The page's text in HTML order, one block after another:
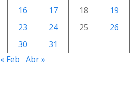
16 17 18
19
23 24 25
26
30
31
« Feb Abr »